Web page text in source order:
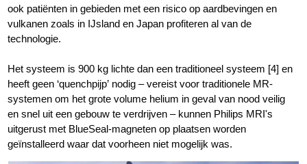
ook patiënten in gebieden met een risico op aardbevingen en
vulkanen zoals in IJsland en Japan profiteren al van de
technologie.
Het systeem is 900 kg lichte dan een traditioneel systeem [4] en
heeft geen ‘quenchpijp’ nodig – vereist voor traditionele MR-
systemen om het grote volume helium in geval van nood veilig
en snel uit een gebouw te verdrijven – kunnen Philips MRI's
uitgerust met BlueSeal-magneten op plaatsen worden
geïnstalleerd waar dat voorheen niet mogelijk was.